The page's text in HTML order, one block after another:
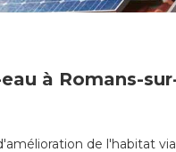
à Romans-
de l'habitat